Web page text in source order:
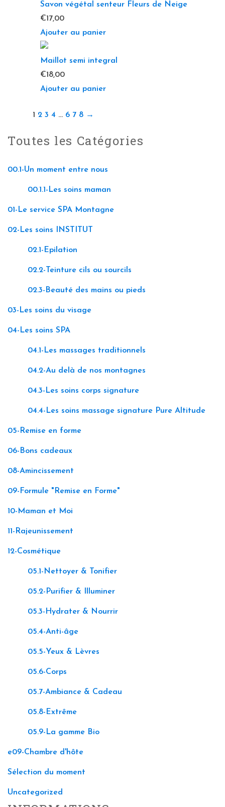
Savon végétal senteur Fleurs de Neige
€17,00
Ajouter au panier
Maillot semi integral
€18,00
Ajouter au panier
1 2 3 4 … 6 7 8 →
Toutes les Catégories
00.1-Un moment entre nous
00.1.1-Les soins maman
01-Le service SPA Montagne
02-Les soins INSTITUT
02.1-Epilation
02.2-Teinture cils ou sourcils
02.3-Beauté des mains ou pieds
03-Les soins du visage
04-Les soins SPA
04.1-Les massages traditionnels
04.2-Au delà de nos montagnes
04.3-Les soins corps signature
04.4-Les soins massage signature Pure Altitude
05-Remise en forme
06-Bons cadeaux
08-Amincissement
09-Formule "Remise en Forme"
10-Maman et Moi
11-Rajeunissement
12-Cosmétique
05.1-Nettoyer & Tonifier
05.2-Purifier & Illuminer
05.3-Hydrater & Nourrir
05.4-Anti-âge
05.5-Yeux & Lèvres
05.6-Corps
05.7-Ambiance & Cadeau
05.8-Extrême
05.9-La gamme Bio
e09-Chambre d'hôte
Sélection du moment
Uncategorized